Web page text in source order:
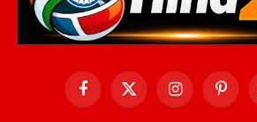
FacebookX
(Twitter)
Instagram